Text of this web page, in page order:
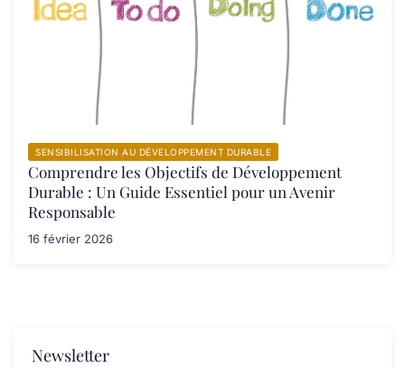
SENSIBILISATION AU DÉVELOPPEMENT DURABLE
Comprendre les Objectifs de Développement
Durable : Un Guide Essentiel pour un Avenir
Responsable
16 février 2026
Newsletter